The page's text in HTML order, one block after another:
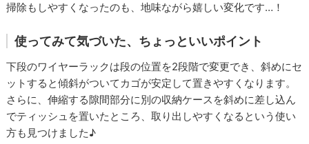
掃除もしやすくなったのも、地味ながら嬉しい変化です…！
使ってみて気づいた、ちょっといいポイント
下段のワイヤーラックは段の位置を2段階で変更でき、斜めにセ
ットすると傾斜がついてカゴが安定して置きやすくなります。
さらに、伸縮する隙間部分に別の収納ケースを斜めに差し込ん
でティッシュを置いたところ、取り出しやすくなるという使い
方も見つけました♪